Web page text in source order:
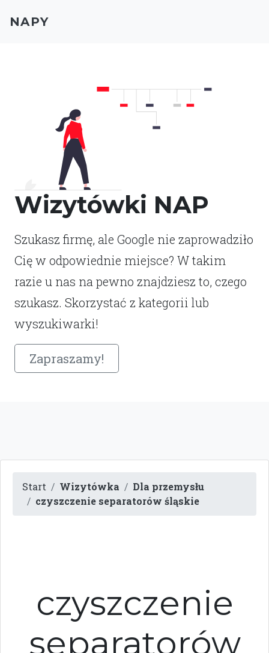
Wizytówki NAP
Szukasz firmę, ale Google nie zaprowadziło
Cię w odpowiednie miejsce? W takim
razie u nas na pewno znajdziesz to, czego
szukasz. Skorzystać z kategorii lub
wyszukiwarki!
Zapraszamy!
NAPY
Start Wizytówka
Dla przemysłu
czyszczenie separatorów śląskie
czyszczenie
separatorów